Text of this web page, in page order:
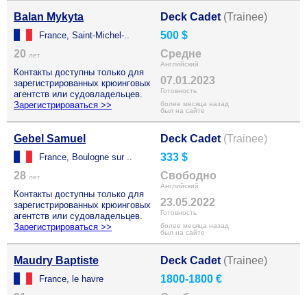
Balan Mykyta
France, Saint-Michel-..
20 лет
Контакты доступны только для
зарегистрированных крюинговых
агентств или судовладельцев.
Зарегистрироваться >>
Deck Cadet (Trainee)
500 $
Средне
Английский
07.01.2023
Готовность
более месяца назад
был на сайте
Gebel Samuel
France, Boulogne sur ..
28 лет
Контакты доступны только для
зарегистрированных крюинговых
агентств или судовладельцев.
Зарегистрироваться >>
Deck Cadet (Trainee)
333 $
Свободно
Английский
23.05.2022
Готовность
более месяца назад
был на сайте
Maudry Baptiste
France, le havre
Deck Cadet (Trainee)
1800-1800 €